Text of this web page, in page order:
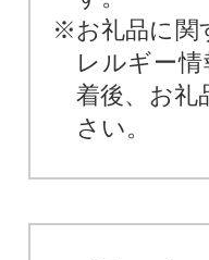
※お礼品に関
レルギー
着後、お礼
さい。